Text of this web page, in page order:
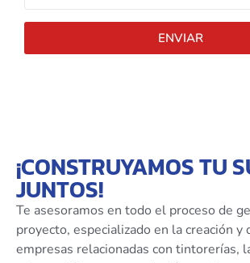
ENVIAR
¡CONSTRUYAMOS TU
JUNTOS!
Te asesoramos en todo el proceso de
proyecto, especializado en la creación y
empresas relacionadas con tintorerías,